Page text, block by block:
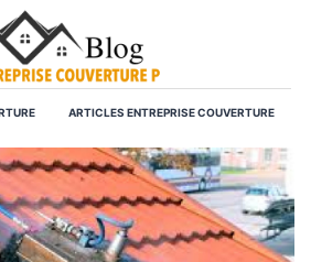
ARTICLES ENTREPRISE COUVERTURE